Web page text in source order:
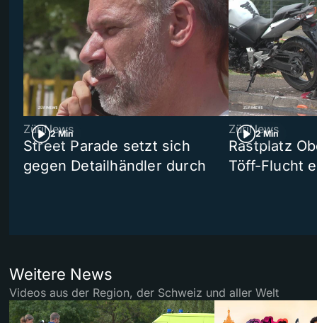
2 Min
ZüriNews
Street Parade setzt sich
gegen Detailhändler durch
2 Min
ZüriNews
Rastplatz
Töff-Flucht
Weitere News
Videos aus der Region, der Schweiz und aller Welt